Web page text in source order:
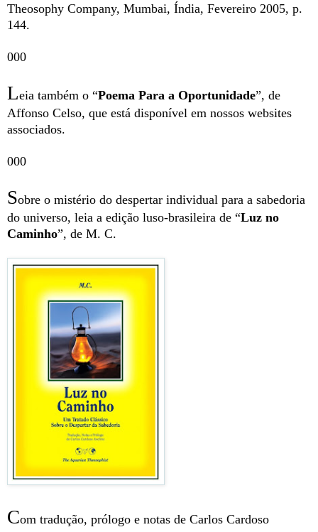
Theosophy Company, Mumbai, Índia, Fevereiro 2005, p.
144.
000
Leia também o “Poema Para a Oportunidade”, de
Affonso Celso, que está disponível em nossos websites
associados.
000
Sobre o mistério do despertar individual para a sabedoria
do universo, leia a edição luso-brasileira de “Luz no
Caminho”, de M. C.
Com tradução, prólogo e notas de Carlos Cardoso